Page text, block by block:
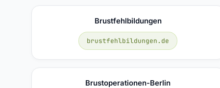
Brustfehlbildungen
brustfehlbildungen.de
Brustoperationen-Berlin